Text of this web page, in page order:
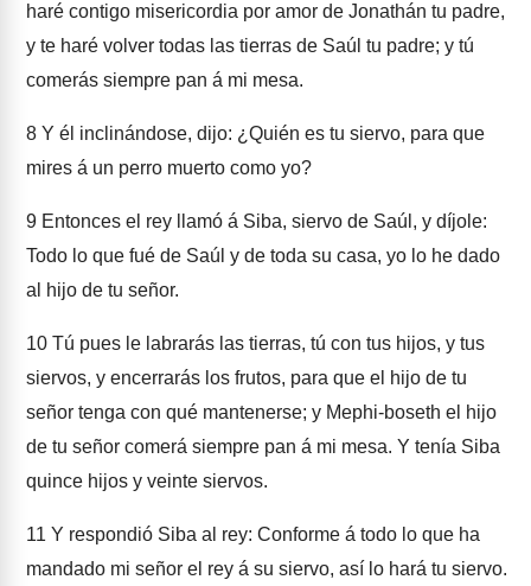
haré contigo misericordia por amor de Jonathán tu padre,
y te haré volver todas las tierras de Saúl tu padre; y tú
comerás siempre pan á mi mesa.
8 Y él inclinándose, dijo: ¿Quién es tu siervo, para que
mires á un perro muerto como yo?
9 Entonces el rey llamó á Siba, siervo de Saúl, y díjole:
Todo lo que fué de Saúl y de toda su casa, yo lo he dado
al hijo de tu señor.
10 Tú pues le labrarás las tierras, tú con tus hijos, y tus
siervos, y encerrarás los frutos, para que el hijo de tu
señor tenga con qué mantenerse; y Mephi-boseth el hijo
de tu señor comerá siempre pan á mi mesa. Y tenía Siba
quince hijos y veinte siervos.
11 Y respondió Siba al rey: Conforme á todo lo que ha
mandado mi señor el rey á su siervo, así lo hará tu siervo.